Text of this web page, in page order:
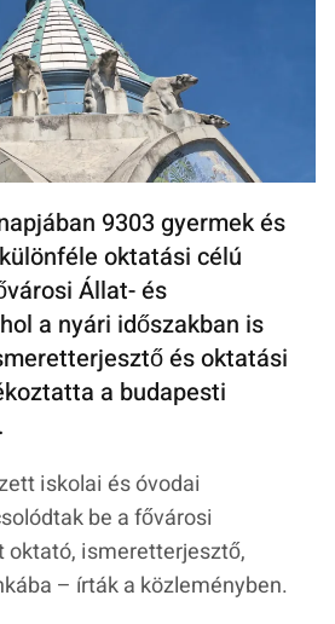
9303 gyermek és
oktatási célú
Állat- és
a nyári időszakban is
és oktatási
a budapesti
iskolai és óvodai
be a fővárosi
oktató, ismeretterjesztő,
– írták a közleményben.